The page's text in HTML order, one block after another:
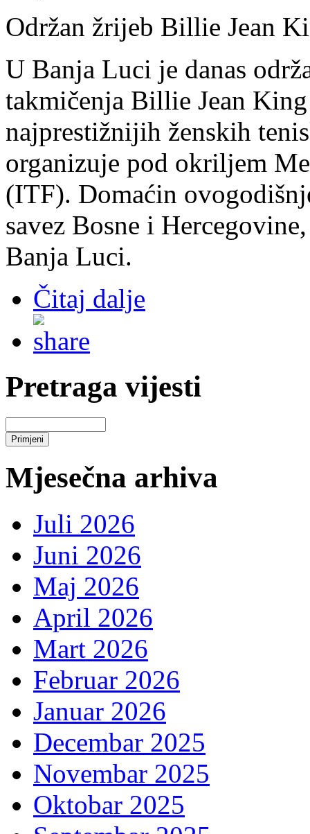
Održan žrijeb Billie Jean
U Banja Luci je danas
takmičenja Billie Jean
najprestižnijih ženskih
organizuje pod okriljem
(ITF). Domaćin
savez Bosne i
Banja Luci.
Čitaj dalje
Pretraga vijesti
Mjesečna arhiva
Juli 2026
Juni 2026
Maj 2026
April 2026
Mart 2026
Februar 2026
Januar 2026
Decembar 2025
Novembar 2025
Oktobar 2025